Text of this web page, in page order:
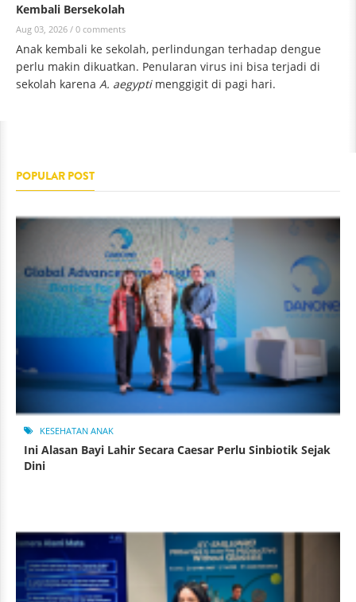
Kembali Bersekolah
Aug 03, 2026 / 0 comments
Anak kembali ke sekolah, perlindungan terhadap dengue
perlu makin dikuatkan. Penularan virus ini bisa terjadi di
sekolah karena A. aegyptimenggigit di pagi hari.
POPULAR POST
KESEHATAN ANAK
Ini Alasan Bayi Lahir Secara Caesar Perlu Sinbiotik Sejak
Dini